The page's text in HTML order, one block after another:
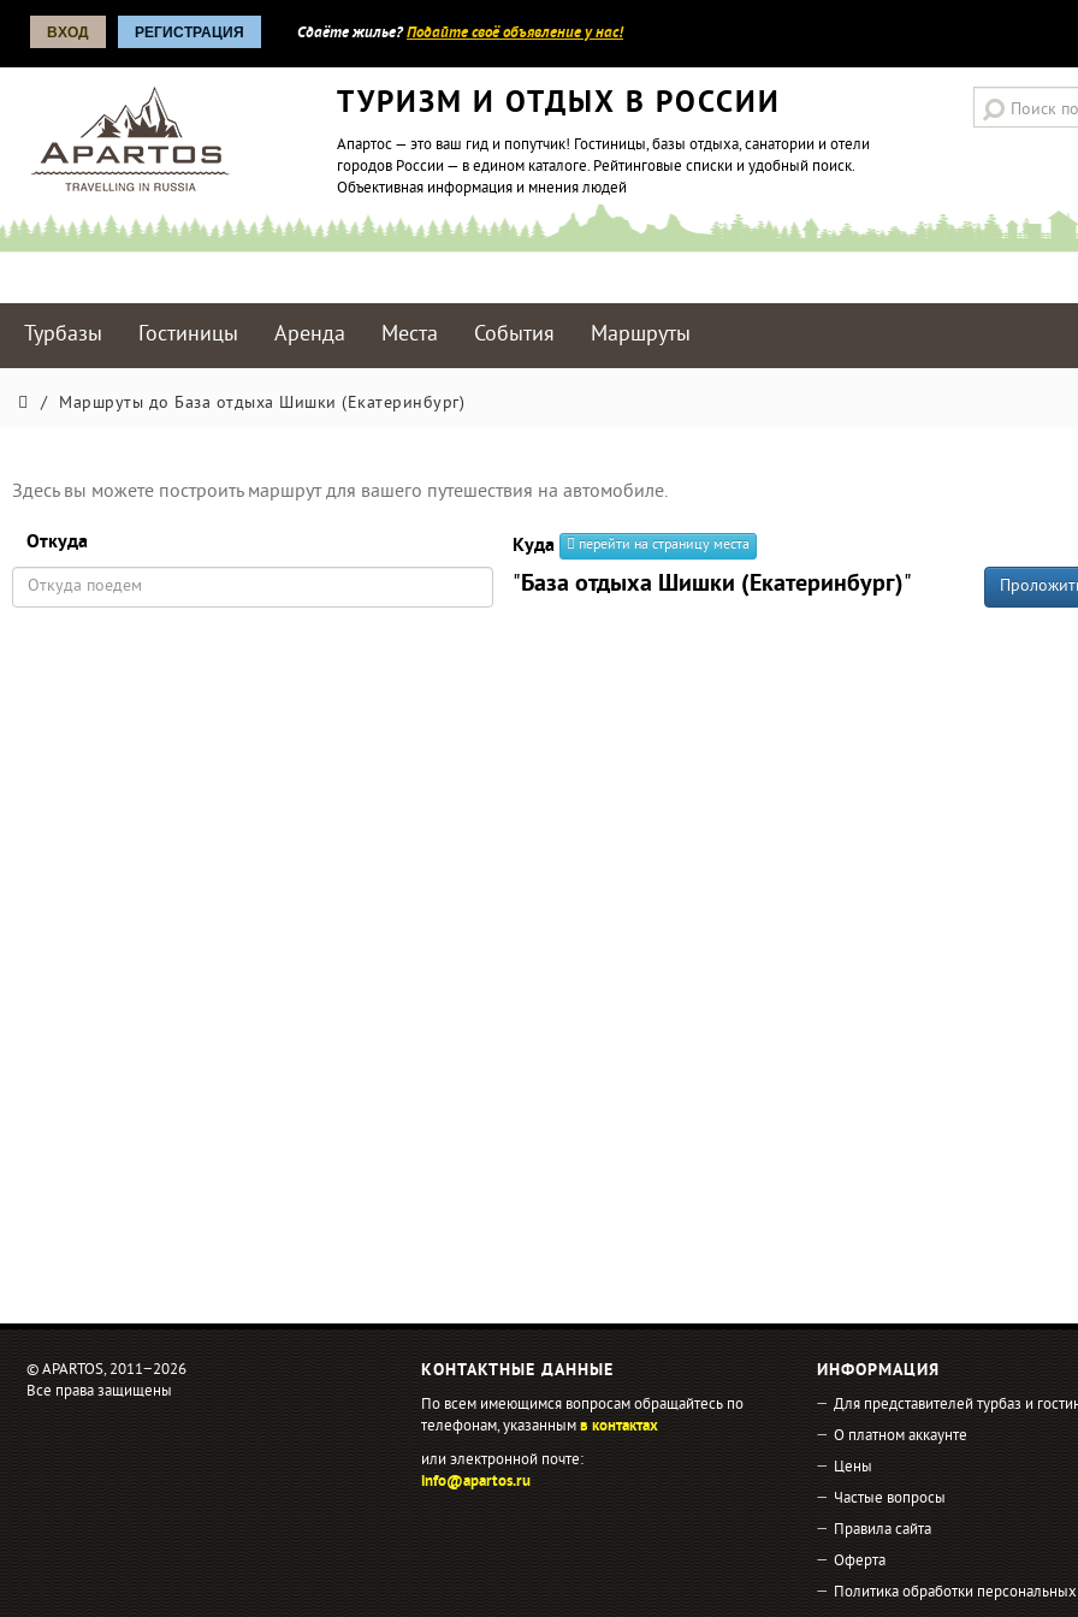
ВХОД РЕГИСТРАЦИЯ Сдаёте жилье?Подайте своё объявление у нас!
ТУРИЗМ И ОТДЫХ В РОССИИ
Апартос — это ваш гид и попутчик! Гостиницы, базы отдыха, санатории и отели
городов России — в едином каталоге. Рейтинговые списки и удобный поиск.
Объективная информация и мнения людей
Турбазы Гостиницы Аренда Места События Маршруты
/ Маршруты до База отдыха Шишки (Екатеринбург)
Здесь вы можете построить маршрут для вашего путешествия на автомобиле.
Откуда Куда перейти на страницу места
"База отдыха Шишки (Екатеринбург)"
© APARTOS, 2011−2026
Все права защищены
КОНТАКТНЫЕ ДАННЫЕ
По всем имеющимся вопросам обращайтесь по
телефонам, указаннымв контактах
или электронной почте:
info@apartos.ru
ИНФОРМАЦИЯ
Для представителей турбаз и
О платном аккаунте
Цены
Частые вопросы
Правила сайта
Оферта
Политика обработки